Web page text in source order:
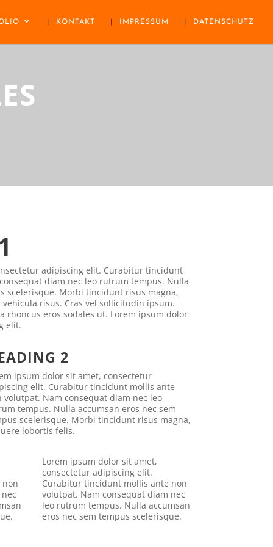
KONTAKT IMPRESSUM DATENSCHUTZ
adipiscing elit. Curabitur tincidunt
diam nec leo rutrum tempus. Nulla
scelerisque. Morbi tincidunt risus magna,
risus. Cras vel sollicitudin ipsum.
rhoncus eros sodales ut. Lorem ipsum dolor
elit.
2
ipsum dolor sit amet, consectetur
elit. Curabitur tincidunt mollis ante
volutpat. Nam consequat diam nec leo
tempus. Nulla accumsan eros nec sem
scelerisque. Morbi tincidunt risus magna,
lobortis felis.
Lorem ipsum dolor sit amet,
consectetur adipiscing elit.
Curabitur tincidunt mollis ante non
volutpat. Nam consequat diam nec
leo rutrum tempus. Nulla accumsan
eros nec sem tempus scelerisque.